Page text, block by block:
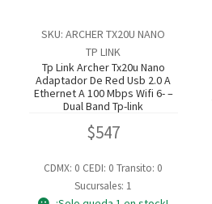
SKU: ARCHER TX20U NANO
TP LINK
Tp Link Archer Tx20u Nano
Adaptador De Red Usb 2.0 A
Ethernet A 100 Mbps Wifi 6- –
Dual Band Tp-link
$547
CDMX: 0 CEDI: 0Transito: 0
Sucursales: 1